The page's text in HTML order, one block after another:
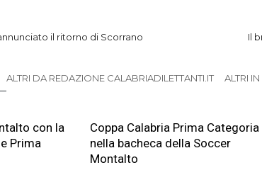
il ritorno di Scorrano Il
ALTRI DA REDAZIONE CALABRIADILETTANTI.IT ALTRI
con la
Prima
Coppa Calabria Prima Categoria
nella bacheca della Soccer
Montalto